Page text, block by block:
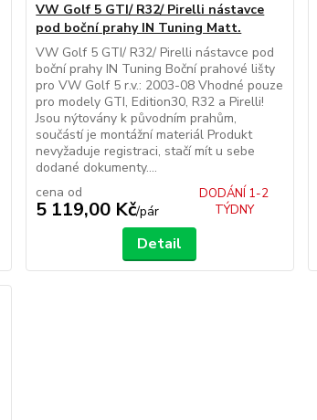
VW Golf 5 GTI/ R32/ Pirelli nástavce
pod boční prahy IN Tuning Matt.
VW Golf 5 GTI/ R32/ Pirelli nástavce pod
boční prahy IN Tuning Boční prahové lišty
pro VW Golf 5 r.v.: 2003-08 Vhodné pouze
pro modely GTI, Edition30, R32 a Pirelli!
Jsou nýtovány k původním prahům,
součástí je montážní materiál Produkt
nevyžaduje registraci, stačí mít u sebe
dodané dokumenty....
cena od
5 119,00 Kč/pár
DODÁNÍ 1-2
TÝDNY
Detail